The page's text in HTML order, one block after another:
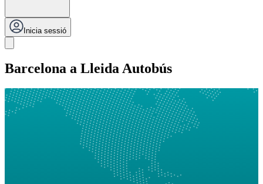
Inicia sessió
Barcelona a Lleida Autobús